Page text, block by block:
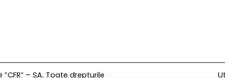
– SA. Toate drepturile